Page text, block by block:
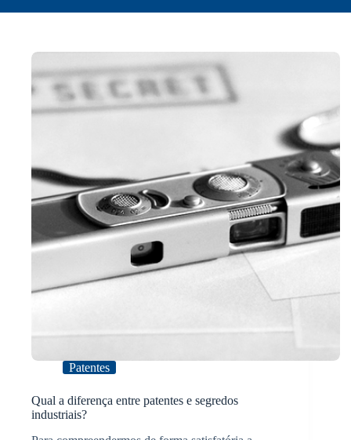
Patentes
Qual a diferença entre patentes e segredos
industriais?